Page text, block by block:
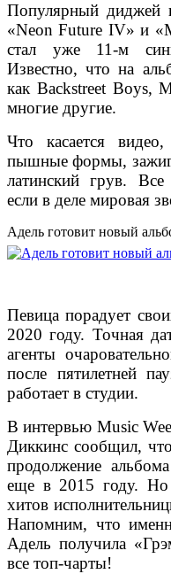
Популярный диджей
«Neon Future IV» и
стал уже 11-м
Известно, что на
как Backstreet Boys,
многие другие.
Что касается
пышные формы,
латинский грув. Все
если в деле мировая
Адель готовит новый
Певица порадует
2020 году. Точная
агенты
после пятилетней
работает в студии.
В интервью Music
Диккинс сообщил,
продолжение
еще в 2015 году. Но
хитов
Напомним, что
Адель получила
все топ-чарты!